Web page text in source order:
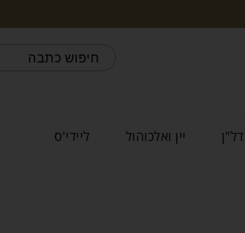
יין ואלכוהול ליידי'ס